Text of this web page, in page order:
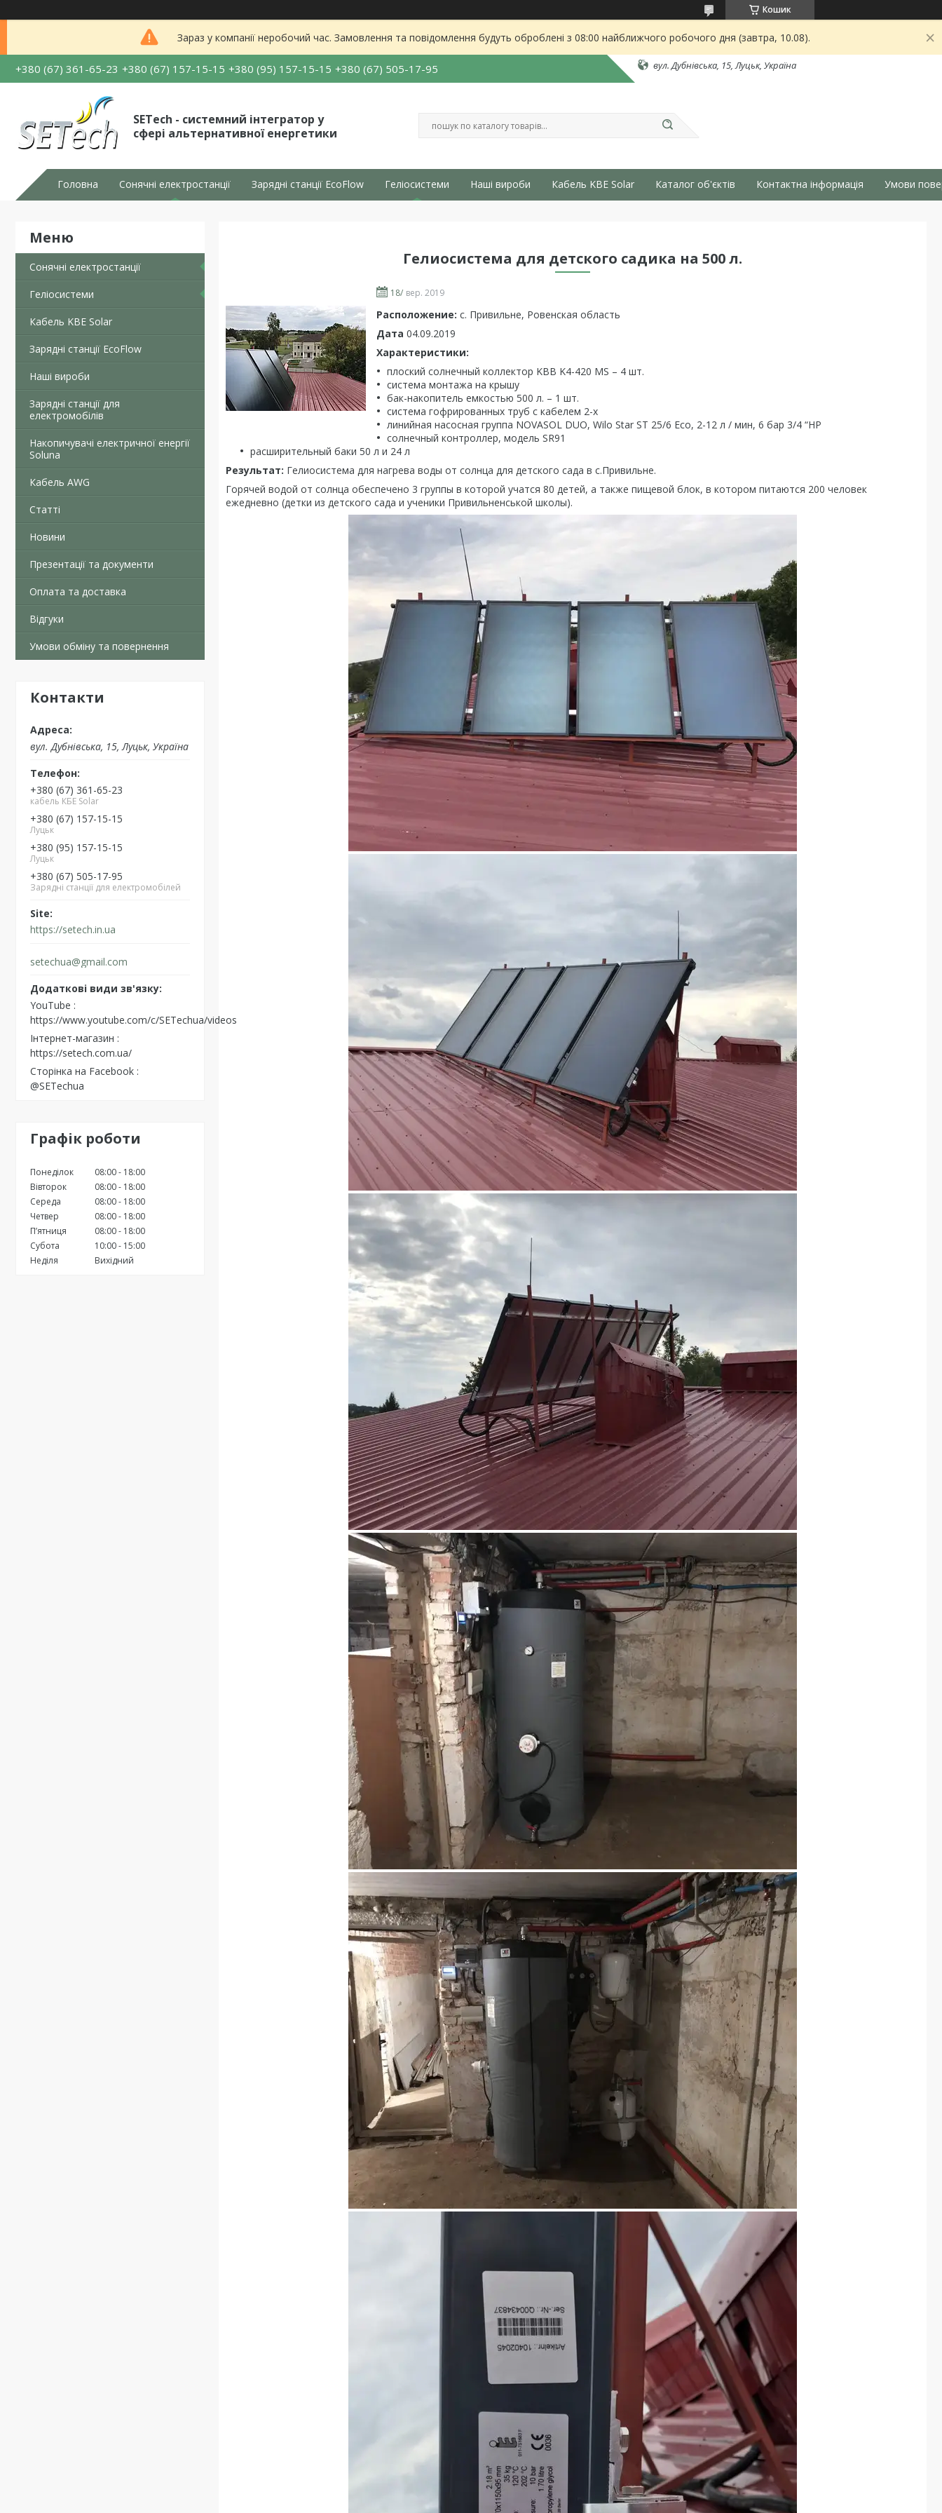
Кошик
Зараз у компанії неробочий час. Замовлення та повідомлення будуть оброблені з 08:00 найближчого робочого дня (завтра, 10.08).
+380 (67) 361-65-23 +380 (67) 157-15-15 +380 (95) 157-15-15 +380 (67) 505-17-95 вул. Дубнівська, 15, Луцьк, Україна
SETech - системний інтегратор у
сфері альтернативної енергетики
Головна Сонячні електростанції Зарядні станції EcoFlow Геліосистеми Наші вироби Кабель KBE Solar Каталог об'єктів Контактна інформація Умови
Сонячні електростанції
Геліосистеми
Кабель KBE Solar
Зарядні станції EcoFlow
Наші вироби
Зарядні станції для
електромобілів
Накопичувачі електричної енергії
Soluna
Кабель AWG
Статті
Новини
Презентації та документи
Оплата та доставка
Відгуки
Умови обміну та повернення
Контакти
вул. Дубнівська, 15, Луцьк, Україна
+380 (67) 361-65-23
кабель КБЕ Solar
+380 (67) 157-15-15
Луцьк
+380 (95) 157-15-15
Луцьк
+380 (67) 505-17-95
Зарядні станції для електромобілей
https://setech.in.ua
setechua@gmail.com
YouTube
https://www.youtube.com/c/SETechua/videos
Інтернет-магазин
https://setech.com.ua/
Сторінка на Facebook
@SETechua
Графік роботи
Понеділок 08:00
18:00
Вівторок
08:00
18:00
Середа
08:00
18:00
Четвер
08:00
18:00
Пʼятниця
08:00
18:00
Субота
10:00
15:00
Неділя
Вихідний
Гелиосистема для детского садика на 500 л.
18/ вер. 2019
Расположение: c. Привильне, Ровенская область
Дата 04.09.2019
Характеристики:
плоский солнечный коллектор KBB K4-420 MS – 4 шт.
система монтажа на крышу
бак-накопитель емкостью 500 л. – 1 шт.
система гофрированных труб с кабелем 2-х
линийная насосная группа NOVASOL DUO, Wilo Star ST 25/6 Eco, 2-12 л / мин, 6 бар 3/4 “НР
солнечный контроллер, модель SR91
расширительный баки 50 л и 24 л
Результат: Гелиосистема для нагрева воды от солнца для детского сада в с.Привильне.
Горячей водой от солнца обеспечено 3 группы в которой учатся 80 детей, а также пищевой блок, в котором питаются 200 человек
ежедневно (детки из детского сада и ученики Привильненськой школы).